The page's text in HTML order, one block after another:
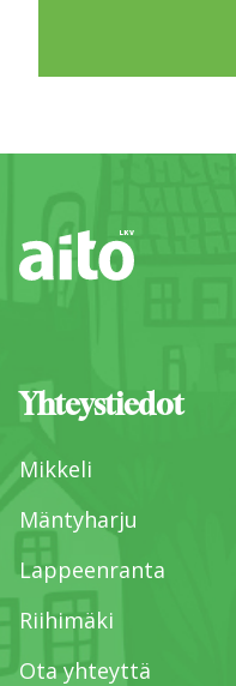
Yhteystiedot
Mikkeli
Mäntyharju
Lappeenranta
Riihimäki
Ota yhteyttä